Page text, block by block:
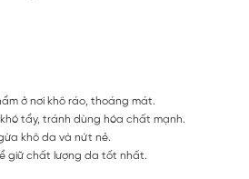
ở nơi khô ráo, thoáng mát.
tẩy, tránh dùng hóa chất mạnh.
khô da và nứt nẻ.
giữ chất lượng da tốt nhất.